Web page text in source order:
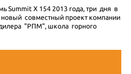
Summit X 154 2013 года, три дня в
совместный проект компании
"РПМ", школа горного